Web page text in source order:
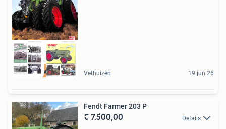
Nieuw Boek Vethuizen 19 jun 26
Fendt Farmer 203 P
€ 7.500,00 Details